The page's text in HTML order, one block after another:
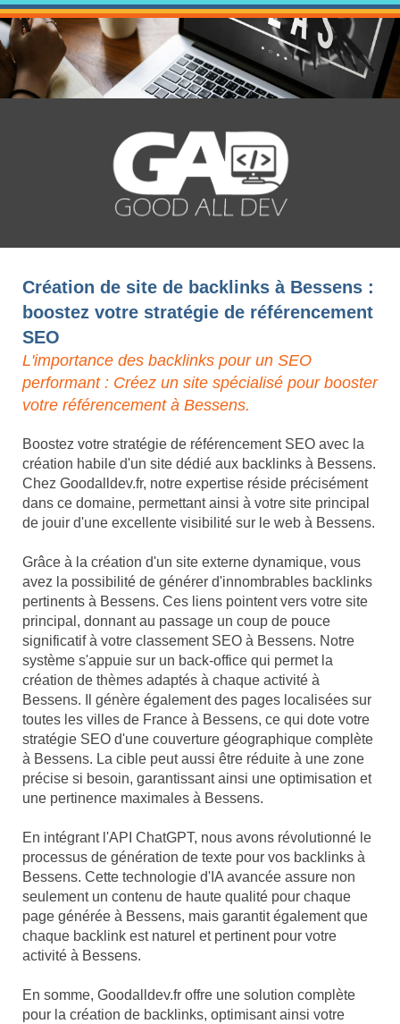
Création de site de backlinks à Bessens :
boostez votre stratégie de référencement
SEO
L'importance des backlinks pour un SEO
performant : Créez un site spécialisé pour booster
votre référencement à Bessens.
Boostez votre stratégie de référencement SEO avec la
création habile d'un site dédié aux backlinks à Bessens.
Chez Goodalldev.fr, notre expertise réside précisément
dans ce domaine, permettant ainsi à votre site principal
de jouir d'une excellente visibilité sur le web à Bessens.
Grâce à la création d'un site externe dynamique, vous
avez la possibilité de générer d'innombrables backlinks
pertinents à Bessens. Ces liens pointent vers votre site
principal, donnant au passage un coup de pouce
significatif à votre classement SEO à Bessens. Notre
système s'appuie sur un back-office qui permet la
création de thèmes adaptés à chaque activité à
Bessens. Il génère également des pages localisées sur
toutes les villes de France à Bessens, ce qui dote votre
stratégie SEO d'une couverture géographique complète
à Bessens. La cible peut aussi être réduite à une zone
précise si besoin, garantissant ainsi une optimisation et
une pertinence maximales à Bessens.
En intégrant l'API ChatGPT, nous avons révolutionné le
processus de génération de texte pour vos backlinks à
Bessens. Cette technologie d'IA avancée assure non
seulement un contenu de haute qualité pour chaque
page générée à Bessens, mais garantit également que
chaque backlink est naturel et pertinent pour votre
activité à Bessens.
En somme, Goodalldev.fr offre une solution complète
pour la création de backlinks, optimisant ainsi votre